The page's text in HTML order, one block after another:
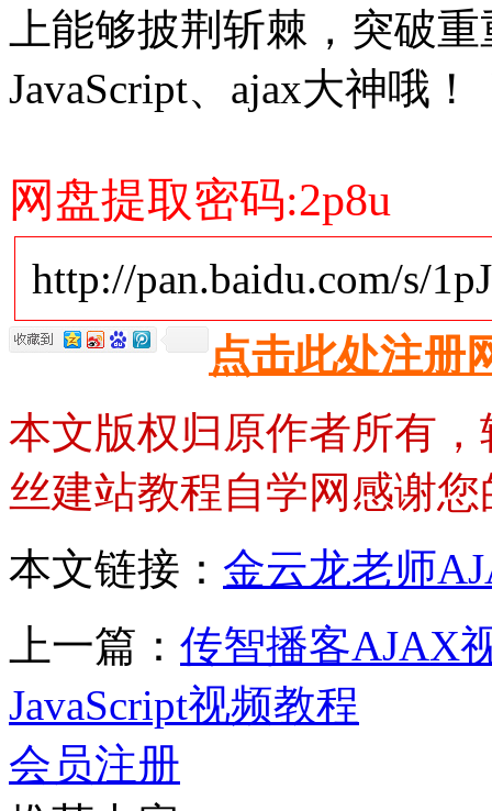
上能够披荆斩棘，突破
JavaScript、ajax大神哦！
网盘提取密码:2p8u
http://pan.baidu.com/s/
点击此处注册
本文版权归原作者所有
丝建站教程自学网感谢
本文链接： 金云龙老师
上一篇： 传智播客AJAX
JavaScript视频教程
会员注册